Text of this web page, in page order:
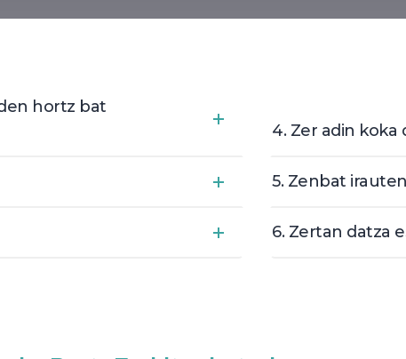
hortz bat
4. Zer adin koka
5. Zenbat
6. Zertan datza